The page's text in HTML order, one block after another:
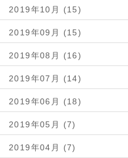
2019年10月 (15)
2019年09月 (15)
2019年08月 (16)
2019年07月 (14)
2019年06月 (18)
2019年05月 (7)
2019年04月 (7)